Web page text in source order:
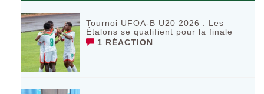
Tournoi UFOA-B U20 2026 : Les
Étalons se qualifient pour la finale
1 RÉACTION